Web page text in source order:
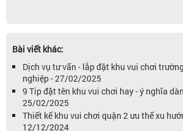
Bài viết khác:
Dịch vụ tư vấn - lắp đặt khu vui chơi
nghiệp - 27/02/2025
9 Tip đặt tên khu vui chơi hay - ý nghĩa
25/02/2025
Thiết kế khu vui chơi quận 2 ưu thế xu
12/12/2024